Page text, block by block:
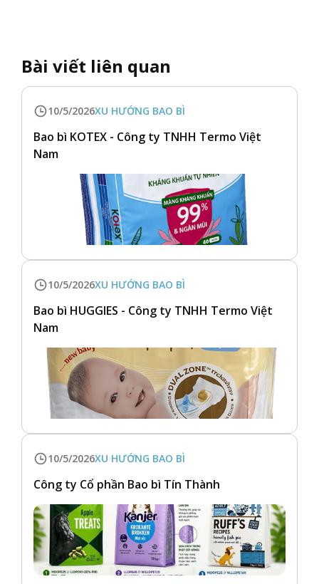
Bài viết liên quan
10/5/2026XU HƯỚNG BAO BÌ
Bao bì KOTEX - Công ty TNHH Termo Việt
Nam
10/5/2026XU HƯỚNG BAO BÌ
Bao bì HUGGIES - Công ty TNHH Termo Việt
Nam
10/5/2026XU HƯỚNG BAO BÌ
Công ty Cổ phần Bao bì Tín Thành